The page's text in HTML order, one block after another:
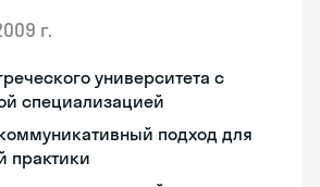
г.
университета с
специализацией
подход для
практики